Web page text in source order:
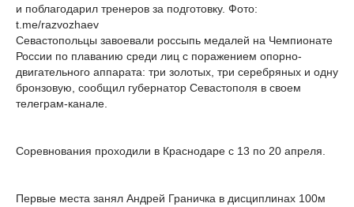
и поблагодарил тренеров за подготовку. Фото:
t.me/razvozhaev
Севастопольцы завоевали россыпь медалей на Чемпионате
России по плаванию среди лиц с поражением опорно-
двигательного аппарата: три золотых, три серебряных и одну
бронзовую, сообщил губернатор Севастополя в своем
телеграм-канале.
Соревнования проходили в Краснодаре с 13 по 20 апреля.
Первые места занял Андрей Граничка в дисциплинах 100м